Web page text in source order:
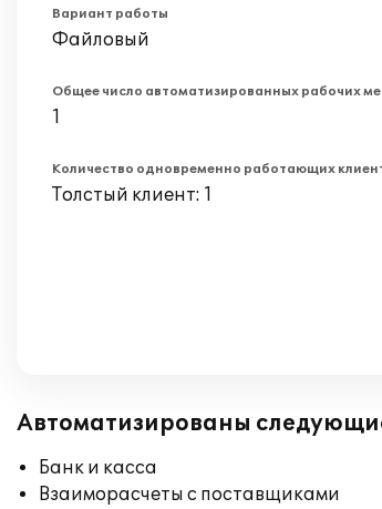
Вариант работы
Файловый
Общее число автоматизированных рабочих
1
Количество одновременно работающих
Толстый клиент: 1
Автоматизированы
Банк и касса
Взаиморасчеты с поставщиками